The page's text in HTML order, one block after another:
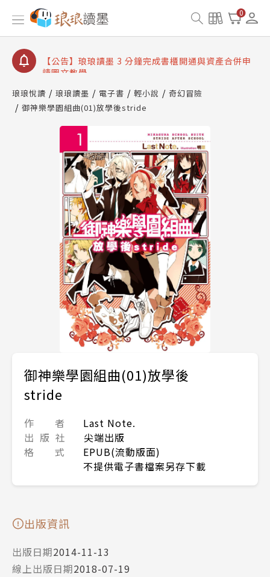
0
【公告】琅琅讀墨數位閱讀資產合併與書櫃開通申請
【公告】琅琅讀墨書櫃開通常見問題
【公告】琅琅讀墨 3 分鐘完成書櫃開通與資產合併申
請圖文教學
查詢
【公告】琅琅讀墨數位閱讀資產合併與書櫃開通申請
琅琅悅讀 琅琅讀墨 電子書 輕小說
奇幻冒險
御神樂學園組曲(01)放學後stride
御神樂學園組曲(01)放學後
stride
作 者
Last Note.
出 版 社
尖端出版
格 式
EPUB(流動版面)
不提供電子書檔案另存下載
出版資訊
出版日期2014-11-13
線上出版日期2018-07-19